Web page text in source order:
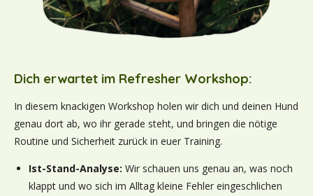
Dich erwartet im Refresher Workshop:
In diesem knackigen Workshop holen wir dich und deinen Hund
genau dort ab, wo ihr gerade steht, und bringen die nötige
Routine und Sicherheit zurück in euer Training.
Ist-Stand-Analyse: Wir schauen uns genau an, was noch
klappt und wo sich im Alltag kleine Fehler eingeschlichen